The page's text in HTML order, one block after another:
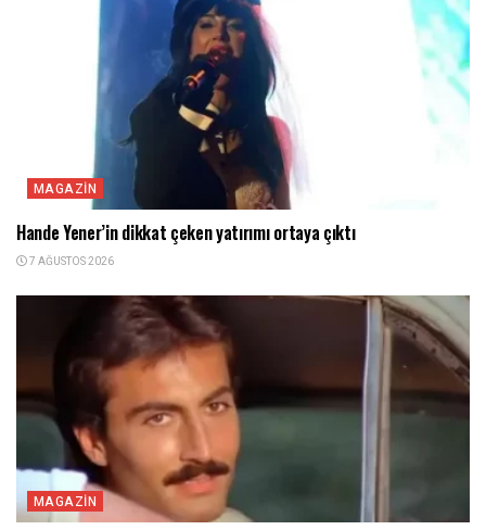
MAGAZIN
Hande Yener’in dikkat çeken yatırımı ortaya çıktı
7 AĞUSTOS 2026
MAGAZIN